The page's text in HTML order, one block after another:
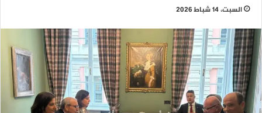
السبت، 14 شباط 2026